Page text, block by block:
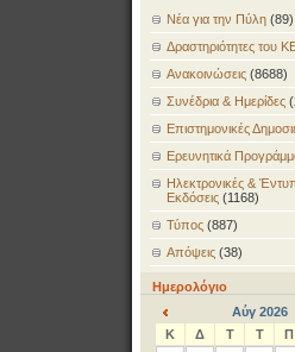
Νέα για την Πύλη (89)
Δραστηριότητες του
Ανακοινώσεις (8688)
Συνέδρια & Ημερίδες
Επιστημονικές
Ερευνητικά
Ηλεκτρονικές &
Εκδόσεις (1168)
Τύπος (887)
Απόψεις (38)
Ημερολόγιο
<
Αύγ 2026
Κ Δ Τ Τ Π